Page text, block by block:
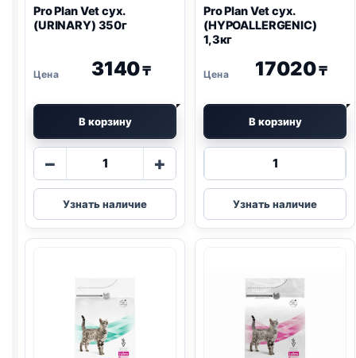
Pro PlanVet сух.
(URINARY) 350г
3140₸
В корзину
−
Количество
Pro
Plan
Vet
350г
+
Узнать наличие
Pro PlanVet сух.
(HYPOALLERGENIC)
1,3кг
17020₸
В корзину
Количество
Pro
Plan
Vet
1,3кг
Узнать наличие